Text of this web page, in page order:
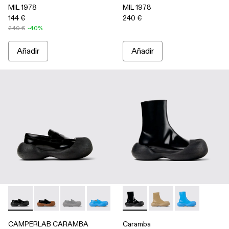
MIL 1978
144 €
240 € -40%
Añadir
MIL 1978
240 €
Añadir
CAMPERLAB CARAMBA - A500025-001 - Mocasines de
CAMPERLAB CARAMBA - A500025-007
CAMPERLAB CARAMBA - A500025-005
CAMPERLAB CARAMBA -
CAMPERLAB CARAMBA -
CAMPERLAB CARAMBA
Caramba - A700019-001 -
Caramba - A700019-
Caramba -
Caramba